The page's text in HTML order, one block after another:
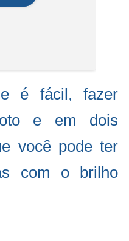
é fácil, fazer
e em dois
você pode ter
com o brilho